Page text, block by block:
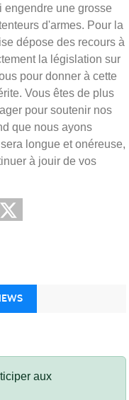
une grosse
d'armes. Pour la
dépose des recours à
la législation sur
pour donner à cette
Vous êtes de plus
pour soutenir nos
que nous ayons
longue et onéreuse,
à jouir de vos
aux